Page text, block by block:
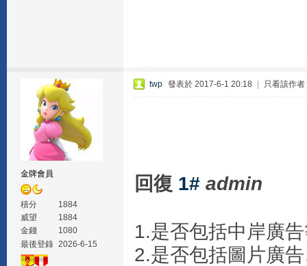
金牌會員
積分
1884
威望
1884
金錢
1080
最後登錄 2026-6-15
twp 發表於 2017-6-1 20:18 只看該作者
回復 1# admin
1.是否包括中岸廣
2.是否包括圖片廣